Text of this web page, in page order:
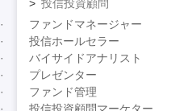
投信投資顧問
ファンドマネージャー
投信ホールセラー
バイサイドアナリスト
プレゼンター
ファンド管理